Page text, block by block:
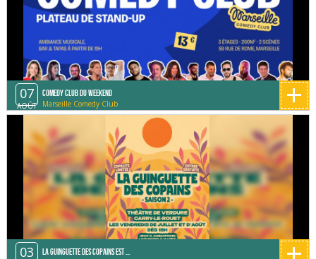
07
AOÛT
Comedy Club du Weekend
Marseille Comedy Club +
03 La Guinguette des copains est ...